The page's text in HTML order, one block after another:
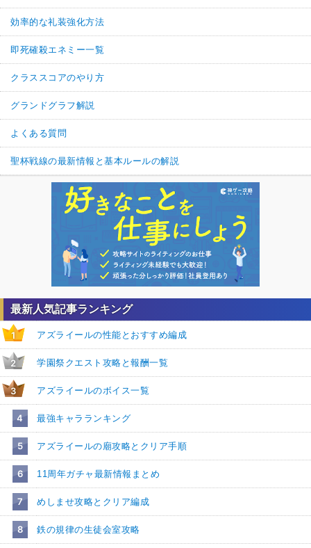
最新人気記事ランキング
1 アズライールの性能とおすすめ編成
2 学園祭クエスト攻略と報酬一覧
3 アズライールのボイス一覧
4 最強キャラランキング
5 アズライールの廟攻略とクリア手順
6 11周年ガチャ最新情報まとめ
7 めしませ攻略とクリア編成
8 鉄の規律の生徒会室攻略
効率的な礼装強化方法
即死確殺エネミー一覧
クラススコアのやり方
グランドグラフ解説
よくある質問
聖杯戦線の最新情報と基本ルールの解説